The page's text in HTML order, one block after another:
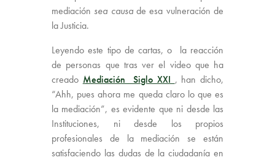
mediación sea causade esa vulneración de
la Justicia.
Leyendo este tipo de cartas, o la reacción
de personas que tras ver el video que ha
creado Mediación Siglo XXI , han dicho,
“Ahh, pues ahora me queda claro lo que es
la mediación”, es evidente que ni desde las
Instituciones, ni desde los propios
profesionales de la mediación se están
satisfaciendo las dudas de la ciudadanía en